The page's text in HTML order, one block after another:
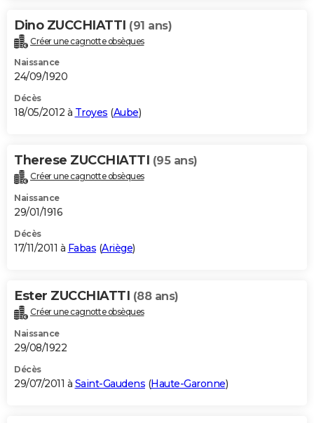
Dino ZUCCHIATTI (91 ans)
Créer une cagnotte obsèques
Naissance
24/09/1920
Décès
18/05/2012 à Troyes (Aube)
Therese ZUCCHIATTI (95 ans)
Créer une cagnotte obsèques
Naissance
29/01/1916
Décès
17/11/2011 à Fabas (Ariège)
Ester ZUCCHIATTI (88 ans)
Créer une cagnotte obsèques
Naissance
29/08/1922
Décès
29/07/2011 à Saint-Gaudens (Haute-Garonne)